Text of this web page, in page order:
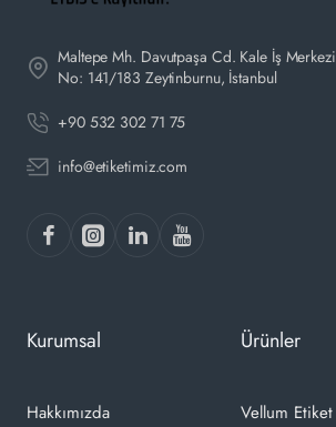
Maltepe Mh. Davutpaşa Cd. Kale İş Merkezi
No: 141/183 Zeytinburnu, İstanbul
+90 532 302 71 75
info@etiketimiz.com
Kurumsal
Hakkımızda
Ürünler
Vellum Etiket